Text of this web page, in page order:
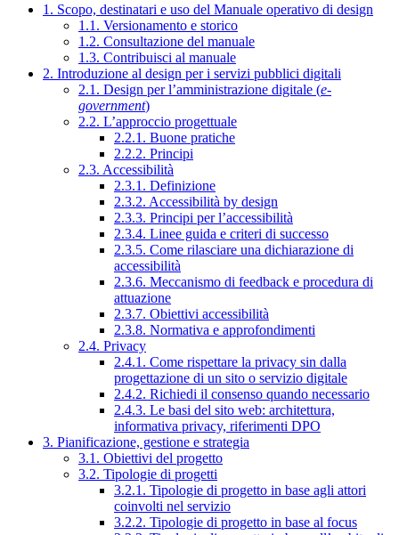
1. Scopo, destinatari e uso del Manuale operativo di design
1.1. Versionamento e storico
1.2. Consultazione del manuale
1.3. Contribuisci al manuale
2. Introduzione al design per i servizi pubblici digitali
2.1. Design per l’amministrazione digitale (e-
government)
2.2. L’approccio progettuale
2.2.1. Buone pratiche
2.2.2. Principi
2.3. Accessibilità
2.3.1. Definizione
2.3.2. Accessibilità by design
2.3.3. Principi per l’accessibilità
2.3.4. Linee guida e criteri di successo
2.3.5. Come rilasciare una dichiarazione di
accessibilità
2.3.6. Meccanismo di feedback e procedura di
attuazione
2.3.7. Obiettivi accessibilità
2.3.8. Normativa e approfondimenti
2.4. Privacy
2.4.1. Come rispettare la privacy sin dalla
progettazione di un sito o servizio digitale
2.4.2. Richiedi il consenso quando necessario
2.4.3. Le basi del sito web: architettura,
informativa privacy, riferimenti DPO
3. Pianificazione, gestione e strategia
3.1. Obiettivi del progetto
3.2. Tipologie di progetti
3.2.1. Tipologie di progetto in base agli attori
coinvolti nel servizio
3.2.2. Tipologie di progetto in base al focus